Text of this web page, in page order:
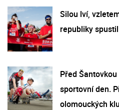
Silou lví,
republiky
Před
sportovní den.
olomouckých